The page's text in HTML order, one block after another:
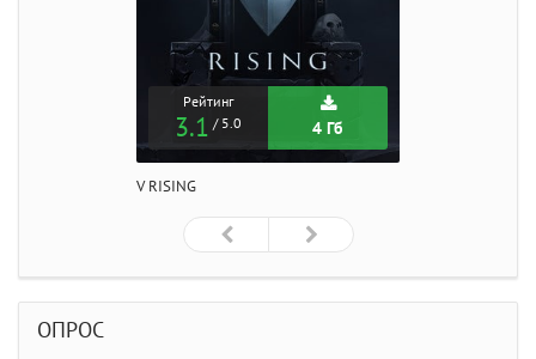
Рейтинг
3.1 / 5.0 4 Гб
V RISING
ОПРОС